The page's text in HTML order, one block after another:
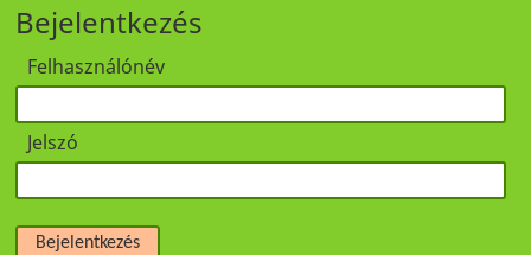
Bejelentkezés
Felhasználónév
Jelszó
Bejelentkezés